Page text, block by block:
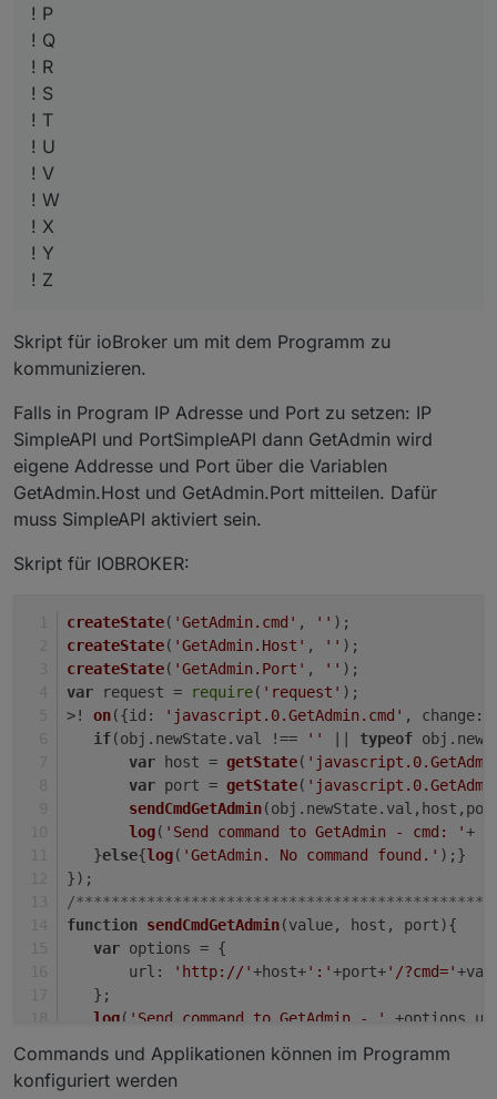
! P
! Q
! R
! S
! T
! U
! V
! W
! X
! Y
! Z
Skript für ioBroker um mit dem Programm zu
kommunizieren.
Falls in Program IP Adresse und Port zu setzen: IP
SimpleAPI und PortSimpleAPI dann GetAdmin wird
eigene Addresse und Port über die Variablen
GetAdmin.Host und GetAdmin.Port mitteilen. Dafür
muss SimpleAPI aktiviert sein.
Skript für IOBROKER:
createState( 'GetAdmin.cmd' , '' );
createState( 'GetAdmin.Host' , '' );
createState( 'GetAdmin.Port' , '' );
var request = require( 'request' );
>! on({id : 'javascript.0.GetAdmin.cmd' , change:
if(obj. newState. val !== '' typeof obj.
var host = getState(
var port = getState(
sendCmdGetAdmin(obj. newState. val
log( 'Send command to GetAdmin - cmd: '+
   }
else{log( 'GetAdmin. No command found.' );}
});
/
function sendCmdGetAdmin(value, host, port){
var options = {
url : 'http://'+host+':'+port+'/?cmd='
   };
log( 'Send command to GetAdmin - ' +options.
log ('Server response - ' + response.
if (!error && response.
Commands und Applikationen können im Programm
konfiguriert werden